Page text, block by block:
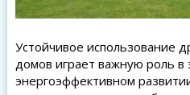
Устойчивое использование
домов играет важную роль в
энергоэффективном